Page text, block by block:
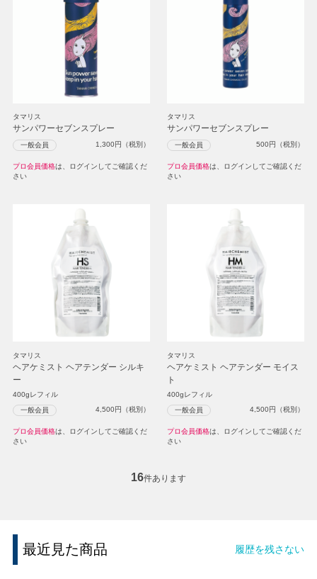
タマリス
サンパワーセブンスプレー
一般会員 1,300円（税別）
プロ会員価格は、ログインしてご確認くだ
さい
タマリス
サンパワーセブンスプレー
一般会員 500円（税別）
プロ会員価格は、ログインしてご確認くだ
さい
タマリス
ヘアケミスト ヘアテンダー シルキ
ー
400gレフィル
一般会員 4,500円（税別）
プロ会員価格は、ログインしてご確認くだ
さい
タマリス
ヘアケミスト ヘアテンダー モイス
ト
400gレフィル
一般会員 4,500円（税別）
プロ会員価格は、ログインしてご確認くだ
さい
16件あります
最近見た商品 履歴を残さない